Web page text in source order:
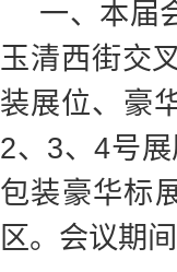
一、本届
玉清西街交
装展位、豪
2、3、4号
包装豪华标
区。会议期